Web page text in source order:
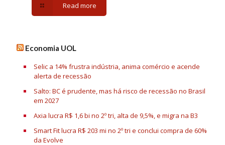
Read more
Economia UOL
Selic a 14% frustra indústria, anima comércio e acende
alerta de recessão
Salto: BC é prudente, mas há risco de recessão no Brasil
em 2027
Axia lucra R$ 1,6 bi no 2º tri, alta de 9,5%, e migra na B3
Smart Fit lucra R$ 203 mi no 2º tri e conclui compra de 60%
da Evolve